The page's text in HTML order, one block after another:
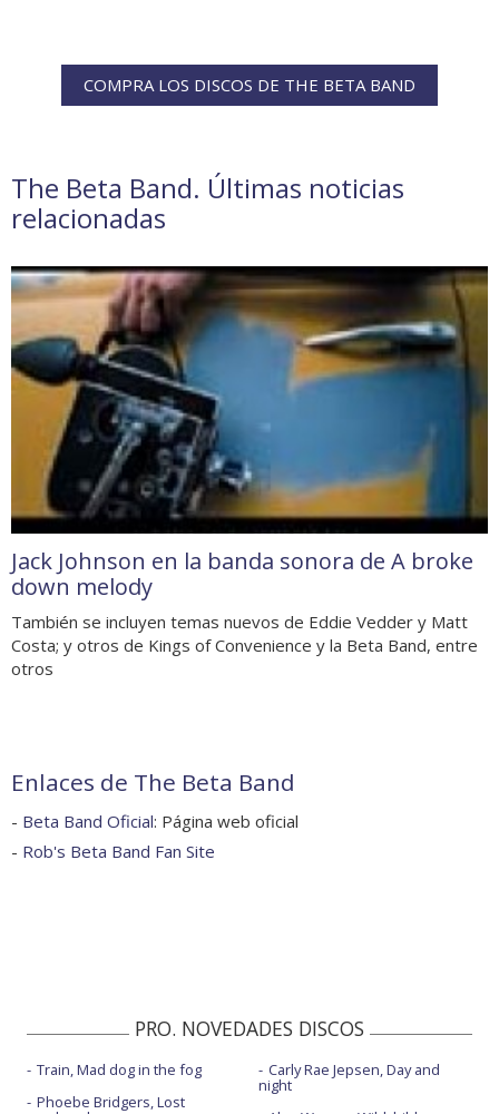
COMPRA LOS DISCOS DE THE BETA BAND
The Beta Band. Últimas noticias
relacionadas
Jack Johnson en la banda sonora de A broke
down melody
También se incluyen temas nuevos de Eddie Vedder y Matt
Costa; y otros de Kings of Convenience y la Beta Band, entre
otros
Enlaces de The Beta Band
- Beta Band Oficial: Página web oficial
- Rob's Beta Band Fan Site
PRO. NOVEDADES DISCOS
Train, Mad dog in the fog
Phoebe Bridgers, Lost
Carly Rae Jepsen, Day and
night